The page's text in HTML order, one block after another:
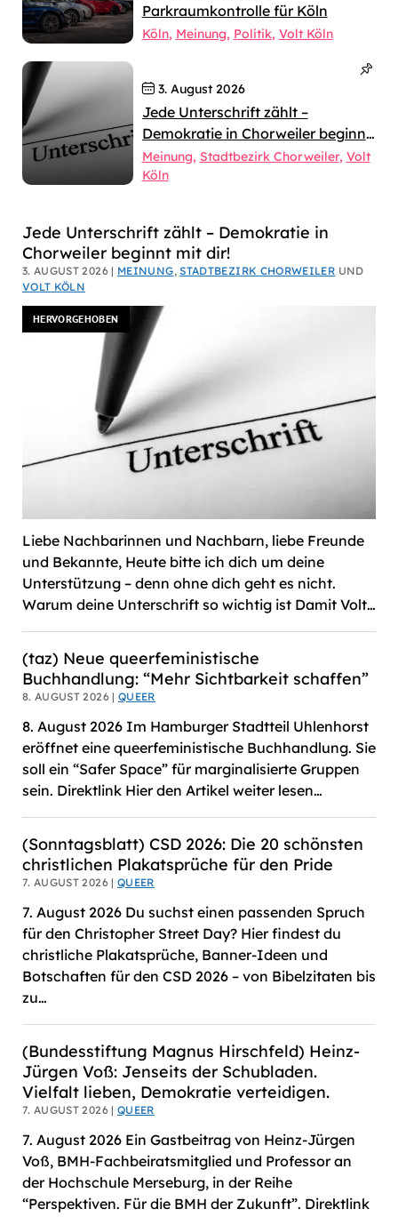
Parkraumkontrolle für Köln
Köln Meinung Politik Volt Köln
3. August 2026
Jede Unterschrift zählt –
Demokratie in Chorweiler beginnt
mit dir!
Meinung Stadtbezirk Chorweiler Volt
Köln
Dirk
Bachhausen
HERVORGEHOBEN
Jede Unterschrift zählt – Demokratie in
Chorweiler beginnt mit dir!
3. AUGUST 2026 | MEINUNG,STADTBEZIRK CHORWEILER UND
VOLT KÖLN
Liebe Nachbarinnen und Nachbarn, liebe Freunde
und Bekannte, Heute bitte ich dich um deine
Unterstützung – denn ohne dich geht es nicht.
Warum deine Unterschrift so wichtig ist Damit Volt…
(taz) Neue queerfeministische
Buchhandlung: “Mehr Sichtbarkeit schaffen”
8. AUGUST 2026 |QUEER
8. August 2026 Im Hamburger Stadtteil Uhlenhorst
eröffnet eine queerfeministische Buchhandlung. Sie
soll ein “Safer Space” für marginalisierte Gruppen
sein. Direktlink Hier den Artikel weiter lesen…
(Sonntagsblatt) CSD 2026: Die 20 schönsten
christlichen Plakatsprüche für den Pride
7. AUGUST 2026 |QUEER
7. August 2026 Du suchst einen passenden Spruch
für den Christopher Street Day? Hier findest du
christliche Plakatsprüche, Banner-Ideen und
Botschaften für den CSD 2026 – von Bibelzitaten bis
zu…
(Bundesstiftung Magnus Hirschfeld) Heinz-
Jürgen Voß: Jenseits der Schubladen.
Vielfalt lieben, Demokratie verteidigen.
7. AUGUST 2026 |QUEER
7. August 2026 Ein Gastbeitrag von Heinz-Jürgen
Voß, BMH-Fachbeiratsmitglied und Professor an
der Hochschule Merseburg, in der Reihe
“Perspektiven. Für die BMH der Zukunft”. Direktlink